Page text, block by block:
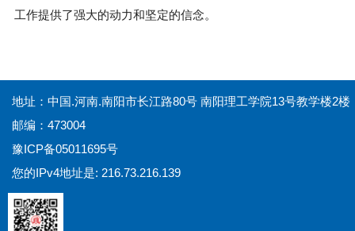
工作提供了强大的动力和坚定的信念。
地址：中国.河南.南阳市长江路80号 南阳理工学院13号教学楼2楼
邮编：473004
豫ICP备05011695号
您的IPv4地址是: 216.73.216.139